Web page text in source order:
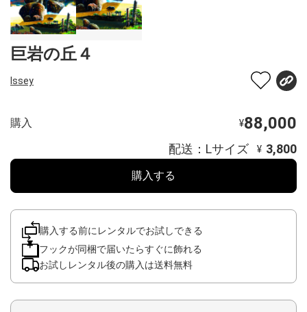
巨岩の丘４
Issey
購入 ¥88,000
配送：Lサイズ ¥ 3,800
購入する
購入する前にレンタルでお試しできる
フックが同梱で届いたらすぐに飾れる
お試しレンタル後の購入は送料無料